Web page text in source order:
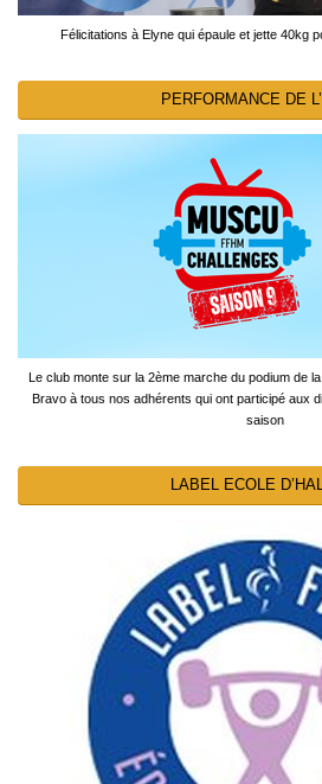
Félicitations à Elyne qui épaule et jette 40kg
PERFORMANCE DE
Le club monte sur la 2ème marche du podium de
Bravo à tous nos adhérents qui ont participé aux
saison
LABEL ECOLE